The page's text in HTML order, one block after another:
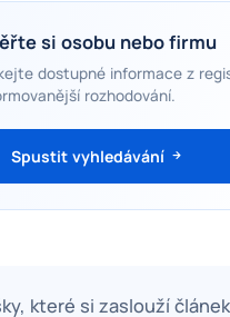
si osobu nebo firmu
dostupné informace z
rozhodování.
Spustit vyhledávání
které si zaslouží